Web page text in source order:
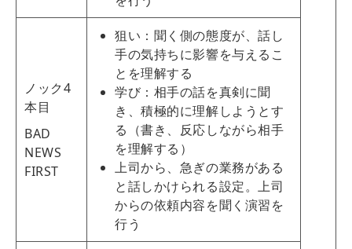
ノック4
本目
BAD
NEWS
FIRST
狙い：聞く側の態度が、話し
手の気持ちに影響を与えるこ
とを理解する
学び：相手の話を真剣に聞
き、積極的に理解しようとす
る（書き、反応しながら相手
を理解する）
上司から、急ぎの業務がある
と話しかけられる設定。上司
からの依頼内容を聞く演習を
行う